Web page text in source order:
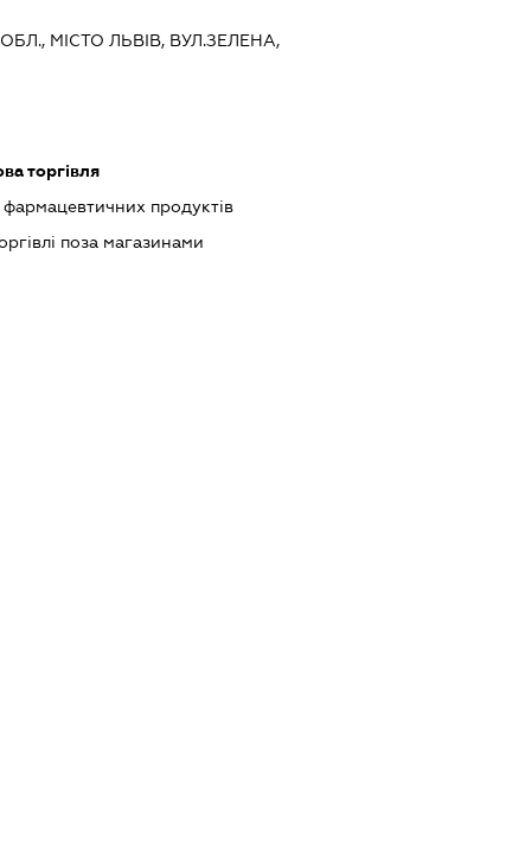
МІСТО ЛЬВІВ, ВУЛ.ЗЕЛЕНА,
торгівля
продуктів
поза магазинами